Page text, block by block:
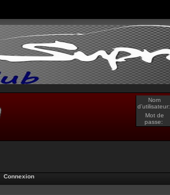
Nom
d’utilisateur:
Mot de
passe:
Connexion